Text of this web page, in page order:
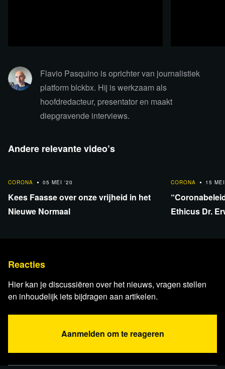
Lees verder
Flavio Pasquino is oprichter van journalistiek
platform blckbx. Hij is werkzaam als
hoofdredacteur, presentator en maakt
diepgravende interviews.
Andere relevante video’s
CORONA
05 MEI '20
Kees Faasse over onze vrijheid in het
Nieuwe Normaal
CORONA
15
Ethicus Dr.
Reacties
Hier kan je discussiëren over het nieuws, vragen stellen
en inhoudelijk iets bijdragen aan artikelen.
Aanmelden om te reageren